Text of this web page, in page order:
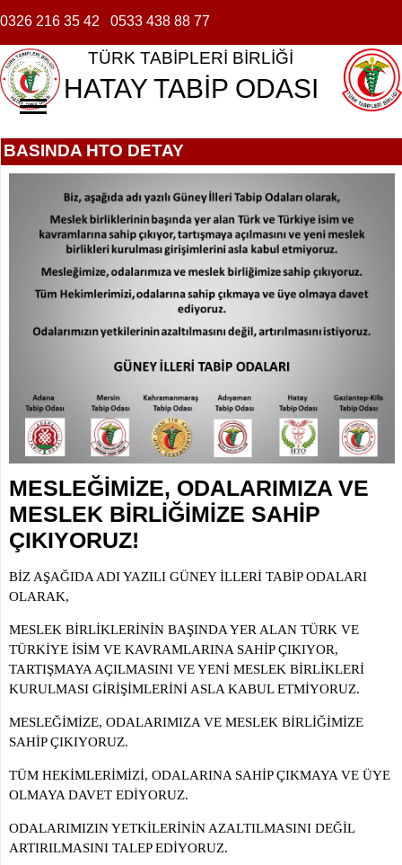
0326 216 35 42 0533 438 88 77
TÜRK TABİPLERİ BİRLİĞİ
HATAY TABİP ODASI
ANASAYFA
TABİP ODASI
TARİHÇE
ONUR KURULU
YÖNETİM KURULU
KOMİSYONLAR
MEVZUAT
BASINDA HTO
İLETİŞİM
BASINDA HTO DETAY
MESLEĞİMİZE, ODALARIMIZA VE
MESLEK BİRLİĞİMİZE SAHİP
ÇIKIYORUZ!
BİZ AŞAĞIDA ADI YAZILI GÜNEY İLLERİ TABİP ODALARI
OLARAK,
MESLEK BİRLİKLERİNİN BAŞINDA YER ALAN TÜRK VE
TÜRKİYE İSİM VE KAVRAMLARINA SAHİP ÇIKIYOR,
TARTIŞMAYA AÇILMASINI VE YENİ MESLEK BİRLİKLERİ
KURULMASI GİRİŞİMLERİNİ ASLA KABUL ETMİYORUZ.
MESLEĞİMİZE, ODALARIMIZA VE MESLEK BİRLİĞİMİZE
SAHİP ÇIKIYORUZ.
TÜM HEKİMLERİMİZİ, ODALARINA SAHİP ÇIKMAYA VE ÜYE
OLMAYA DAVET EDİYORUZ.
ODALARIMIZIN YETKİLERİNİN AZALTILMASINI DEĞİL
ARTIRILMASINI TALEP EDİYORUZ.